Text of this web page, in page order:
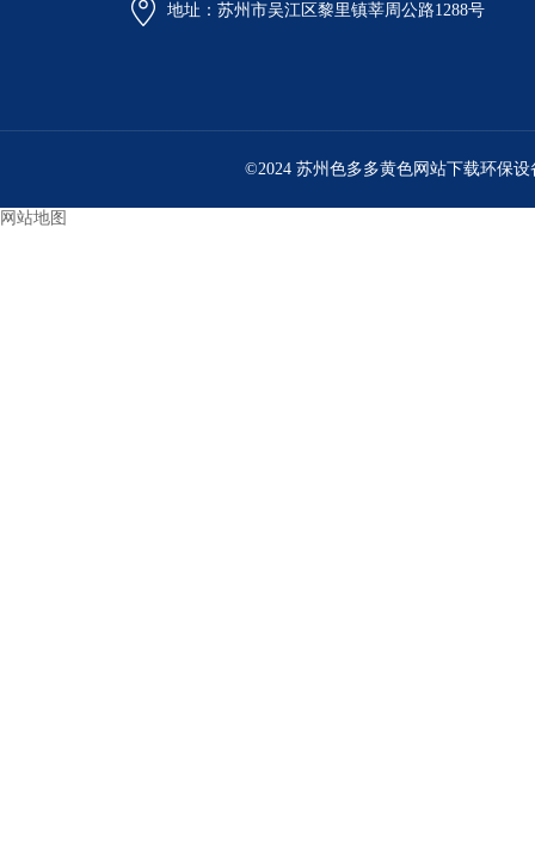
地址：苏州市吴江区黎里镇莘周公路1288号
©2024 苏州色多多黄色网站下载环保设
网站地图